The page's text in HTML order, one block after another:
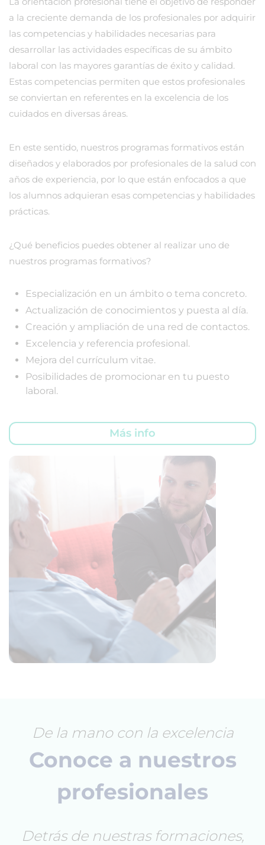
a la creciente demanda de los profesionales por adquirir
las competencias y habilidades necesarias para
desarrollar las actividades específicas de su ámbito
laboral con las mayores garantías de éxito y calidad.
Estas competencias permiten que estos profesionales
se conviertan en referentes en la excelencia de los
cuidados en diversas áreas.
En este sentido, nuestros programas formativos están
diseñados y elaborados por profesionales de la salud con
años de experiencia, por lo que están enfocados a que
los alumnos adquieran esas competencias y habilidades
prácticas.
¿Qué beneficios puedes obtener al realizar uno de
nuestros programas formativos?
Especialización en un ámbito o tema concreto.
Actualización de conocimientos y puesta al día.
Creación y ampliación de una red de contactos.
Excelencia y referencia profesional.
Mejora del currículum vitae.
Posibilidades de promocionar en tu puesto
laboral.
Más info
De la mano con la excelencia
Conoce a nuestros
profesionales
Detrás de nuestras formaciones,